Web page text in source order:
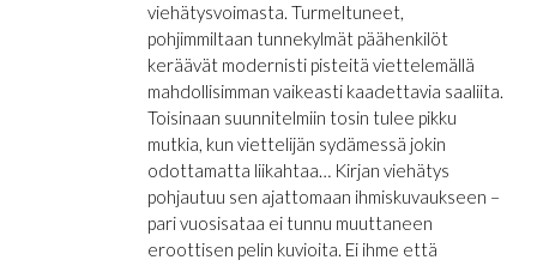
viehätysvoimasta. Turmeltuneet,
pohjimmiltaan tunnekylmät päähenkilöt
keräävät modernisti pisteitä viettelemällä
mahdollisimman vaikeasti kaadettavia saaliita.
Toisinaan suunnitelmiin tosin tulee pikku
mutkia, kun viettelijän sydämessä jokin
odottamatta liikahtaa… Kirjan viehätys
pohjautuu sen ajattomaan ihmiskuvaukseen –
pari vuosisataa ei tunnu muuttaneen
eroottisen pelin kuvioita. Ei ihme että